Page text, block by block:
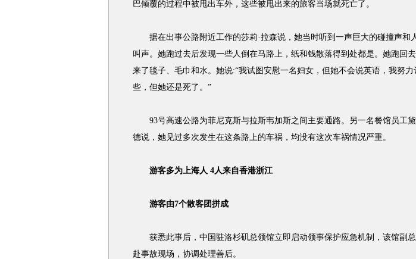
巴倾覆的过程中被甩出车外，这些被甩出来的旅客当场就死亡了。
据在出事公路附近工作的莎莉·拉森说，她当时听到一声巨大的碰撞声和
叫声。她跑过去后发现一些人倒在马路上，纸和钱散落得到处都是。她跑回
来了毯子、毛巾和水。她说:“我试图安慰一名妇女，但她不会说英语，我努力
些，但她还是死了。”
93号高速公路为菲尼克斯与拉斯韦加斯之间主要通路。另一名餐馆员工黛
德说，她见过多次发生在这条路上的车祸，均没有这次车祸情况严重。
游客多为上海人 4人来自香港浙江
游客由7个散客团拼成
获悉此事后，中国驻洛杉矶总领馆立即启动领事保护应急机制，该馆副
赴事故现场，协调处理善后。